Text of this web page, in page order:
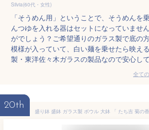
Silvia(60代・女性)
「そうめん用」ということで、そうめんを
んつゆを入れる器はセットになっていませ
がでしょう？ご希望通りのガラス製で底の
模様が入っていて、白い麺を乗せたら映え
製・東洋佐々木ガラスの製品なので安心して
全て
20th